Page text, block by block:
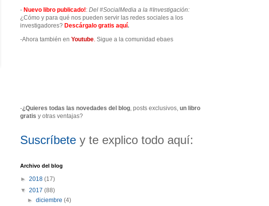
- Nuevo libro publicado!: Del #SocialMedia a la #Investigación:
¿Cómo y para qué nos pueden servir las redes sociales a los
investigadores? Descárgalo gratis aquí.
-Ahora también en Youtube. Sigue a la comunidad ebaes
-¿Quieres todas las novedades del blog, posts exclusivos, un libro
gratis y otras ventajas?
Suscríbete y te explico todo aquí:
Archivo del blog
► 2018 (17)
▼ 2017 (88)
►diciembre(4)